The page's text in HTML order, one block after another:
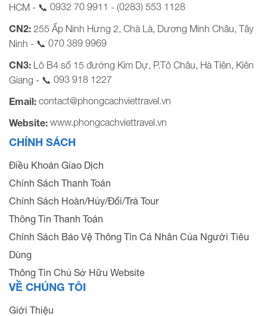
HCM - 📞 0932 70 9911 - (0283) 553 1128
CN2: 255 Ấp Ninh Hưng 2, Chà Là, Dương Minh Châu, Tây
Ninh - 📞 070 389 9969
CN3: Lô B4 số 15 đường Kim Dự, P.Tô Châu, Hà Tiên, Kiên
Giang - 📞 093 918 1227
Email: contact@phongcachviettravel.vn
Website: www.phongcachviettravel.vn
CHÍNH SÁCH
Điều Khoản Giao Dịch
Chính Sách Thanh Toán
Chính Sách Hoàn/Hủy/Đổi/Trả Tour
Thông Tin Thanh Toán
Chính Sách Bảo Vệ Thông Tin Cá Nhân Của Người Tiêu
Dùng
Thông Tin Chủ Sở Hữu Website
VỀ CHÚNG TÔI
Giới Thiệu